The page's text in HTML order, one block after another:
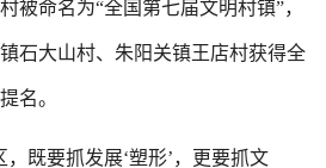
被命名为“全国第七届文明村镇”，
石大山村、朱阳关镇王店村获得全
名。
既要抓发展‘塑形’，更要抓文